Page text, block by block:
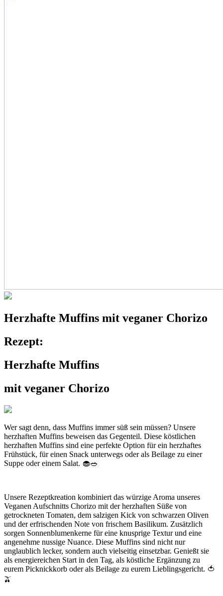
Herzhafte Muffins mit veganer Chorizo
Rezept:
Herzhafte Muffins
mit veganer Chorizo
Wer sagt denn, dass Muffins immer süß sein müssen? Unsere
herzhaften Muffins beweisen das Gegenteil. Diese köstlichen
herzhaften Muffins sind eine perfekte Option für ein herzhaftes
Frühstück, für einen Snack unterwegs oder als Beilage zu einer
Suppe oder einem Salat. 🧁🥗
Unsere Rezeptkreation kombiniert das würzige Aroma unseres
Veganen Aufschnitts Chorizo mit der herzhaften Süße von
getrockneten Tomaten, dem salzigen Kick von schwarzen Oliven
und der erfrischenden Note von frischem Basilikum. Zusätzlich
sorgen Sonnenblumenkerne für eine knusprige Textur und eine
angenehme nussige Nuance. Diese Muffins sind nicht nur
unglaublich lecker, sondern auch vielseitig einsetzbar. Genießt sie
als energiereichen Start in den Tag, als köstliche Ergänzung zu
eurem Picknickkorb oder als Beilage zu eurem Lieblingsgericht. 🍅
🫒